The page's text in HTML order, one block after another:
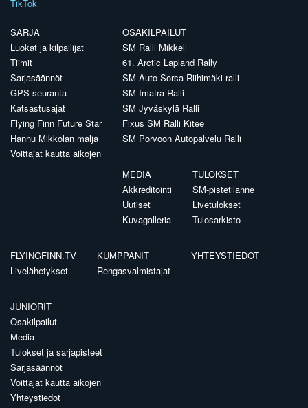
TikTok
SARJA
Luokat ja kilpailijat
Tiimit
Sarjasäännöt
GPS-seuranta
Katsastusajat
Flying Finn Future Star
Hannu Mikkolan malja
Voittajat kautta aikojen
OSAKILPAILUT
SM Ralli Mikkeli
61. Arctic Lapland Rally
SM Auto Sorsa Riihimäki-ralli
SM Imatra Ralli
SM Jyväskylä Ralli
Fixus SM Ralli Kitee
SM Porvoon Autopalvelu Ralli
MEDIA
Akkreditointi
Uutiset
Kuvagalleria
TULOKSET
SM-pistetilanne
Livetulokset
Tulosarkisto
FLYINGFINN.TV
Livelähetykset
KUMPPANIT
Rengasvalmistajat
YHTEYSTIEDOT
JUNIORIT
Osakilpailut
Media
Tulokset ja sarjapisteet
Sarjasäännöt
Voittajat kautta aikojen
Yhteystiedot